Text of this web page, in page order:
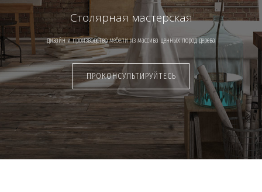
Столярная мастерская
дизайн и производство мебели из массива ценных пород дерева
ПРОКОНСУЛЬТИРУЙТЕСЬ